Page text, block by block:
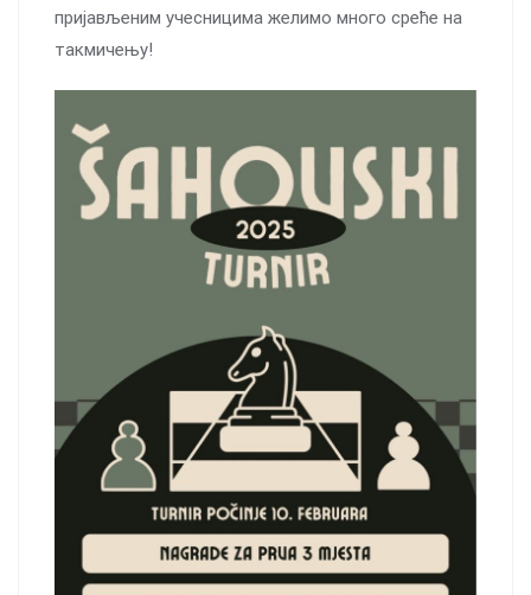
пријављеним учесницима желимо много среће на
такмичењу!